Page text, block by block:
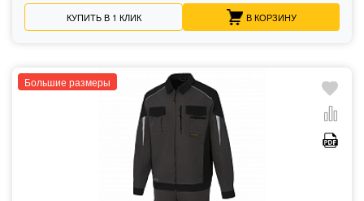
КУПИТЬ В 1 КЛИК В КОРЗИНУ
Большие размеры